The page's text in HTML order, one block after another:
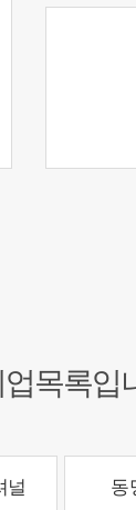
목록입
널 동